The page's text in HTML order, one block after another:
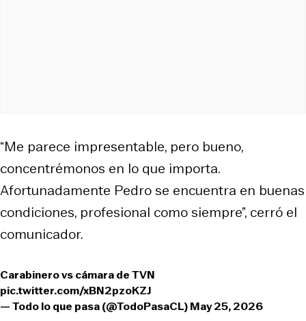
“Me parece impresentable, pero bueno,
concentrémonos en lo que importa.
Afortunadamente Pedro se encuentra en buenas
condiciones, profesional como siempre”, cerró el
comunicador.
Carabinero vs cámara de TVN
pic.twitter.com/xBN2pzoKZJ
— Todo lo que pasa (@TodoPasaCL)May 25, 2026